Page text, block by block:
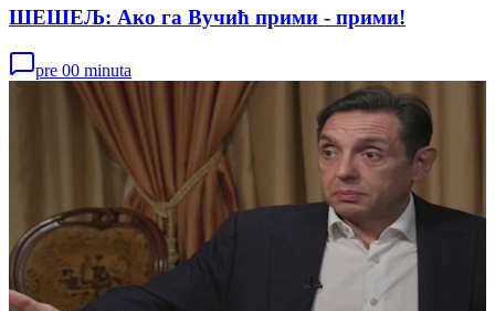
ШЕШЕЉ: Ако га Вучић прими - прими!
pre 00 minuta